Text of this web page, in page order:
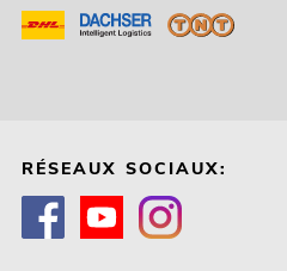
RÉSEAUX SOCIAUX: